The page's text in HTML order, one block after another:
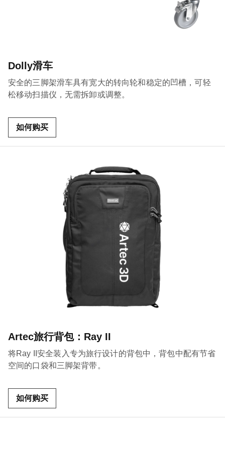
Dolly滑车
安全的三脚架滑车具有宽大的转向轮和稳定的凹槽，可轻
松移动扫描仪，无需拆卸或调整。
如何购买
Artec旅行背包：Ray II
将Ray II安全装入专为旅行设计的背包中，背包中配有节省
空间的口袋和三脚架背带。
如何购买